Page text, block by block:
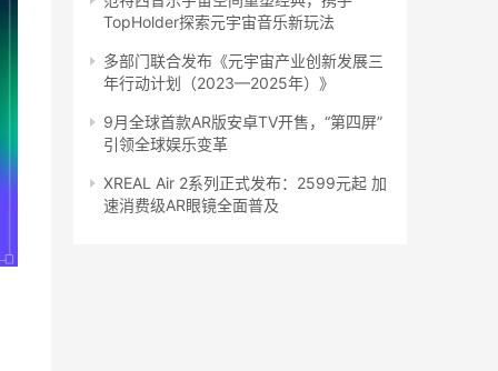
TopHolder探索元宇宙音乐新玩法
多部门联合发布《元宇宙产业创新发展三
年行动计划（2023—2025年）》
9月全球首款AR版安卓TV开售，“第四屏”
引领全球娱乐变革
XREAL Air 2系列正式发布：2599元起 加
速消费级AR眼镜全面普及